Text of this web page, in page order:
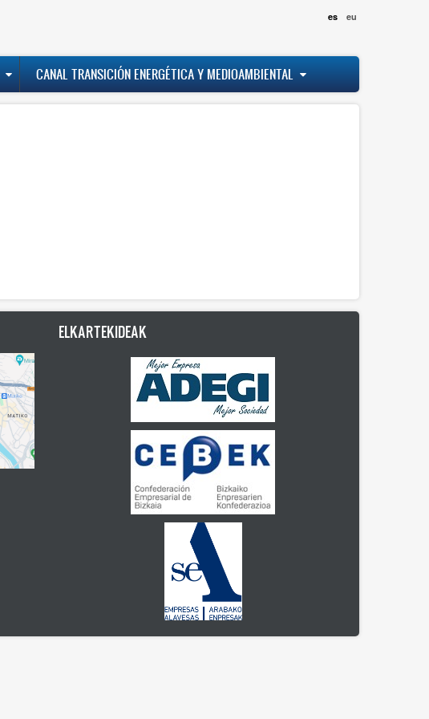
es eu
CANAL TRANSICIÓN ENERGÉTICA Y MEDIOAMBIENTAL
ELKARTEKIDEAK